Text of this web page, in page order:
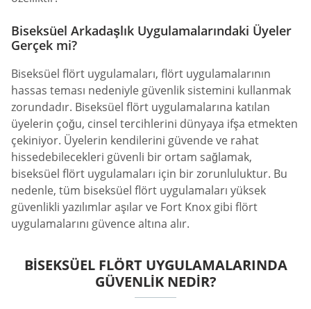
Biseksüel Arkadaşlık Uygulamalarındaki Üyeler
Gerçek mi?
Biseksüel flört uygulamaları, flört uygulamalarının
hassas teması nedeniyle güvenlik sistemini kullanmak
zorundadır. Biseksüel flört uygulamalarına katılan
üyelerin çoğu, cinsel tercihlerini dünyaya ifşa etmekten
çekiniyor. Üyelerin kendilerini güvende ve rahat
hissedebilecekleri güvenli bir ortam sağlamak,
biseksüel flört uygulamaları için bir zorunluluktur. Bu
nedenle, tüm biseksüel flört uygulamaları yüksek
güvenlikli yazılımlar aşılar ve Fort Knox gibi flört
uygulamalarını güvence altına alır.
BISEKSÜEL FLÖRT UYGULAMALARINDA
GÜVENLIK NEDIR?